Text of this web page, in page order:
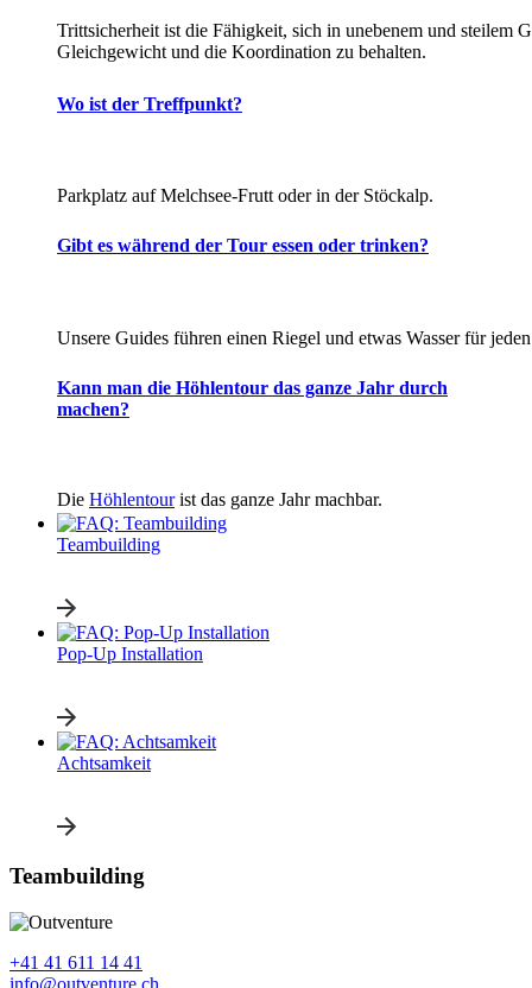
Trittsicherheit ist die Fähigkeit, sich in unebenem und steilem
Gleichgewicht und die Koordination zu behalten.
Wo ist der Treffpunkt?
Parkplatz auf Melchsee-Frutt oder in der Stöckalp.
Gibt es während der Tour essen oder trinken?
Unsere Guides führen einen Riegel und etwas Wasser für
Kann man die Höhlentour das ganze Jahr durch
machen?
Die Höhlentourist das ganze Jahr machbar.
Teambuilding
Pop-Up Installation
Achtsamkeit
Teambuilding
+41 41 611 14 41
info@outventure.ch